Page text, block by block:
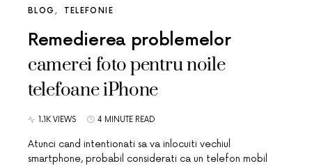
BLOG TELEFONIE
Remedierea problemelor
camerei foto pentru noile
telefoane iPhone
1.1K VIEWS 4 MINUTE READ
Atunci cand intentionati sa va inlocuiti vechiul
smartphone, probabil considerati ca un telefon mobil